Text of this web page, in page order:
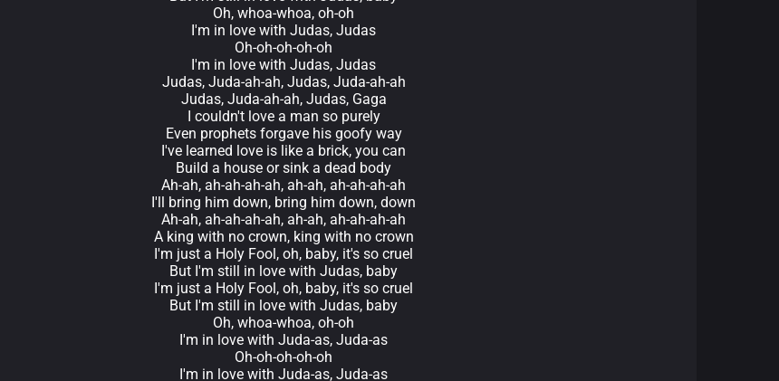
Oh, whoa-whoa, oh-oh
I'm in love with Judas, Judas
Oh-oh-oh-oh-oh
I'm in love with Judas, Judas
Judas, Juda-ah-ah, Judas, Juda-ah-ah
Judas, Juda-ah-ah, Judas, Gaga
I couldn't love a man so purely
Even prophets forgave his goofy way
I've learned love is like a brick, you can
Build a house or sink a dead body
Ah-ah, ah-ah-ah-ah, ah-ah, ah-ah-ah-ah
I'll bring him down, bring him down, down
Ah-ah, ah-ah-ah-ah, ah-ah, ah-ah-ah-ah
A king with no crown, king with no crown
I'm just a Holy Fool, oh, baby, it's so cruel
But I'm still in love with Judas, baby
I'm just a Holy Fool, oh, baby, it's so cruel
But I'm still in love with Judas, baby
Oh, whoa-whoa, oh-oh
I'm in love with Juda-as, Juda-as
Oh-oh-oh-oh-oh
I'm in love with Juda-as, Juda-as